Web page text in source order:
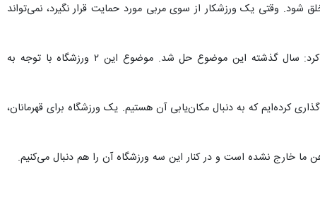
شود. وقتی یک ورزشکار از سوی مربی مورد حمایت قرار نگیرد، نمی‌تواند
زاکانی درباره آخرین وضعیت واگذاری ورزشگاه‌های امام رضا(ع) و شهید کاظمی به استقلال و پرسپولیس، اضافه کرد: سال گذشته این موضوع حل شد. موضوع این ۲ ورزشگاه با توجه به
در تهران نیز اظهار داشت: ساخت سه ورزشگاه ۲۰ تا ۳۰ هزار نفری را هدف‌گذاری کرده‌ایم که به دنبال مکان‌یابی آن هستیم. یک ورزشگاه‌ برای قهرمانان،
خارج نشده است و در کنار این سه ورزشگاه آن را هم دنبال می‌کنیم.